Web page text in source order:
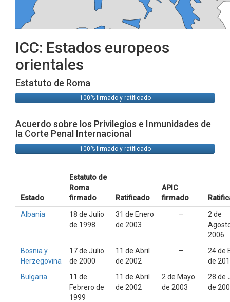
ICC: Estados europeos
orientales
Estatuto de Roma
100% firmado y ratificado
Acuerdo sobre los Privilegios e Inmunidades de
la Corte Penal Internacional
100% firmado y ratificado
Estado
Estatuto de
Roma
firmado
Ratificado
APIC
firmado
Albania
18 de Julio
de 1998
31 de Enero
de 2003
—
2 de
2006
Bosnia y
Herzegovina
17 de Julio
de 2000
11 de Abril
de 2002
—
24 de
de
Bulgaria
11 de
Febrero de
1999
11 de Abril
de 2002
2 de Mayo
de 2003
28 de
de